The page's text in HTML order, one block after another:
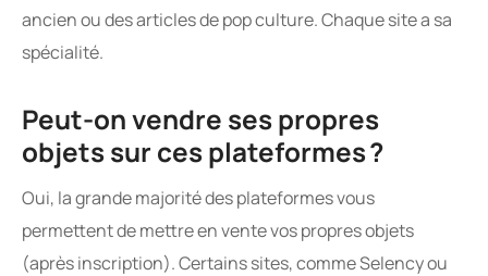
ancien ou des articles de pop culture. Chaque site a sa
spécialité.
Peut-on vendre ses propres
objets sur ces plateformes ?
Oui, la grande majorité des plateformes vous
permettent de mettre en vente vos propres objets
(après inscription). Certains sites, comme Selency ou